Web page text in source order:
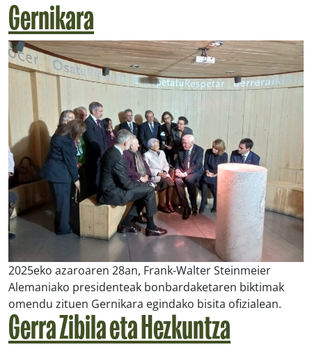
Gernikara
2025eko azaroaren 28an, Frank-Walter Steinmeier
Alemaniako presidenteak bonbardaketaren biktimak
omendu zituen Gernikara egindako bisita ofizialean.
Gerra Zibila eta Hezkuntza